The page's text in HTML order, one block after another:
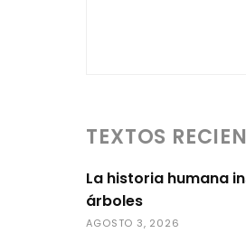
TEXTOS
La historia humana
árboles
AGOSTO 3, 2026